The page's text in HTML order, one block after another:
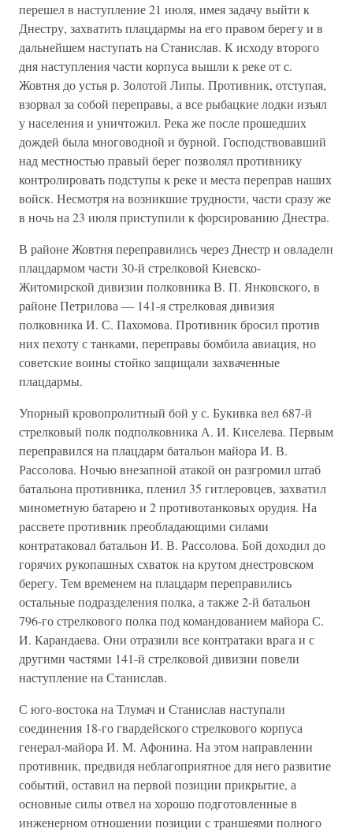
перешел в на­ступление 21 июля, имея задачу выйти к
Днестру, захватить плац­дармы на его правом берегу и в
дальнейшем наступать на Станислав. К исходу второго
дня наступления части корпуса вышли к реке от с.
Жовтня до устья р. Золотой Липы. Противник, отступая,
взорвал за собой переправы, а все рыбацкие лодки изъял
у населения и уничто­жил. Река же после прошедших
дождей была многоводной и бурной. Господствовавший
над местностью правый берег позволял противни­ку
контролировать подступы к реке и места переправ наших
войск. Несмотря на возникшие трудности, части сразу же
в ночь на 23 июля приступили к форсированию Днестра.
В районе Жовтня переправились через Днестр и овладели
плацдар­мом части 30-й стрелковой Киевско-
Житомирской дивизии полковни­ка В. П. Янковского, в
районе Петрилова — 141-я стрелковая дивизия
полковника И. С. Пахомова. Противник бросил против
них пехоту с танками, переправы бомбила авиация, но
советские воины стойко защищали захваченные
плацдармы.
Упорный кровопролитный бой у с. Букивка вел 687-й
стрелковый полк подполковника А. И. Киселева. Первым
переправился на плац­дарм батальон майора И. В.
Рассолова. Ночью внезапной атакой он разгромил штаб
батальона противника, пленил 35 гитлеровцев, захва­тил
минометную батарею и 2 противотанковых орудия. На
рассвете противник преобладающими силами
контратаковал батальон И. В. Рассолова. Бой доходил до
горячих рукопашных схваток на крутом днестровском
берегу. Тем временем на плацдарм переправи­лись
остальные подразделения полка, а также 2-й батальон
796-го стрелкового полка под командованием майора С.
И. Карандаева. Они отразили все контратаки врага и с
другими частями 141-й стрелковой дивизии повели
наступление на Станислав.
С юго-востока на Тлумач и Станислав наступали
соединения 18-го гвардейского стрелкового корпуса
генерал-майора И. М. Афонина. На этом направлении
противник, предвидя неблагоприятное для него развитие
событий, оставил на первой позиции прикрытие, а
основные силы отвел на хорошо подготовленные в
инженерном отношении по­зиции с траншеями полного